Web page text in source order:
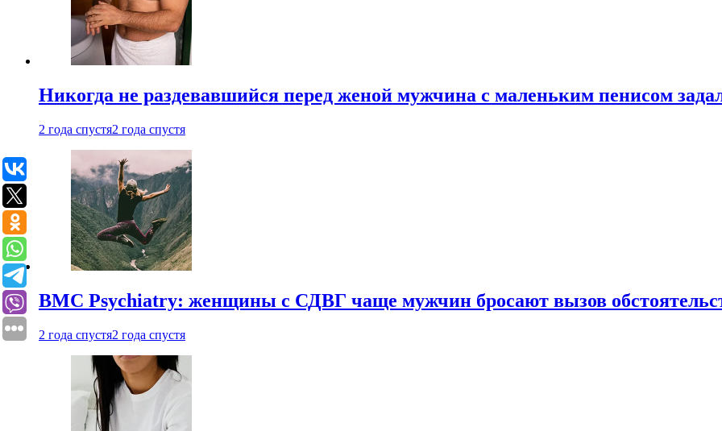
Никогда не раздевавшийся перед женой мужчина с маленьким пенисом
2 года спустя2 года спустя
BMC Psychiatry: женщины с СДВГ чаще мужчин бросают вызов
2 года спустя2 года спустя